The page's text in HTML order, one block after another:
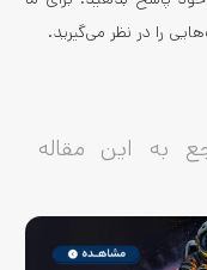
را در نظر می‌گیرید.
به این مقاله